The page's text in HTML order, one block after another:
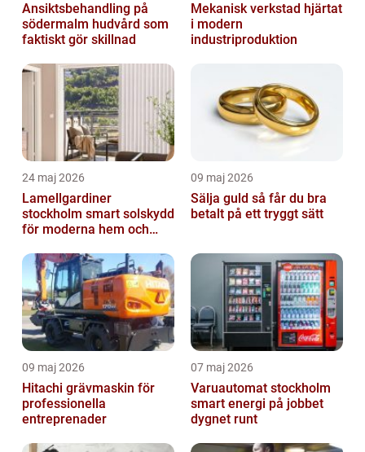
Ansiktsbehandling på
södermalm hudvård som
faktiskt gör skillnad
Mekanisk verkstad hjärtat
i modern
industriproduktion
24 maj 2026
Lamellgardiner
stockholm smart solskydd
för moderna hem och
09 maj 2026
Sälja guld så får du bra
betalt på ett tryggt sätt
09 maj 2026
Hitachi grävmaskin för
professionella
entreprenader
07 maj 2026
Varuautomat stockholm
smart energi på jobbet
dygnet runt